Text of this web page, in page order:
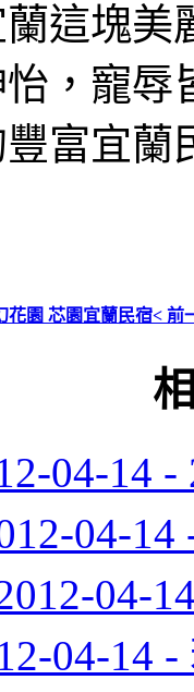
這塊
，寵辱
富宜蘭
花園 芯園宜蘭民宿< 前
04-14
04-
04-
04-14